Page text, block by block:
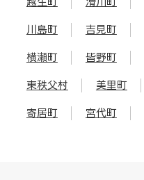
川島町 吉見町
横瀬町 皆野町
東秩父村 美里町
寄居町 宮代町